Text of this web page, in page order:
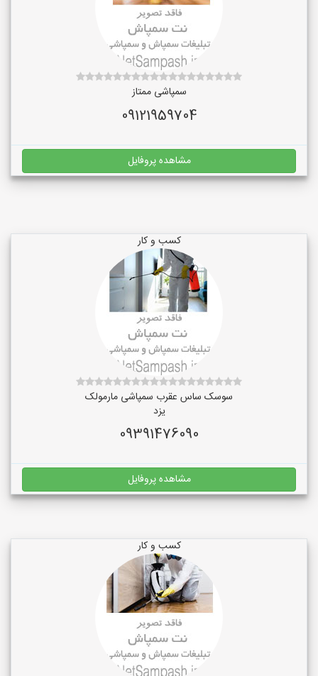
سمپاشی ممتاز
09121959704
مشاهده پروفایل
کسب و کار
سوسک ساس عقرب سمپاشی مارمولک
یزد
09391476090
مشاهده پروفایل
کسب و کار